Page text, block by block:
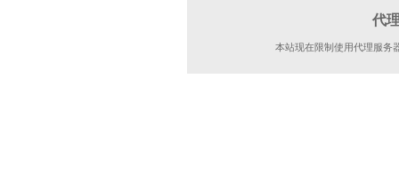
代
本站现在限制使用代理服务